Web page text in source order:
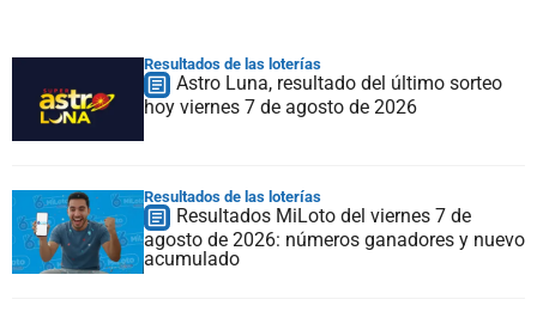
Resultados de las loterías
Astro Luna, resultado del último sorteo
hoy viernes 7 de agosto de 2026
Resultados de las loterías
Resultados MiLoto del viernes 7 de
agosto de 2026: números ganadores y nuevo
acumulado